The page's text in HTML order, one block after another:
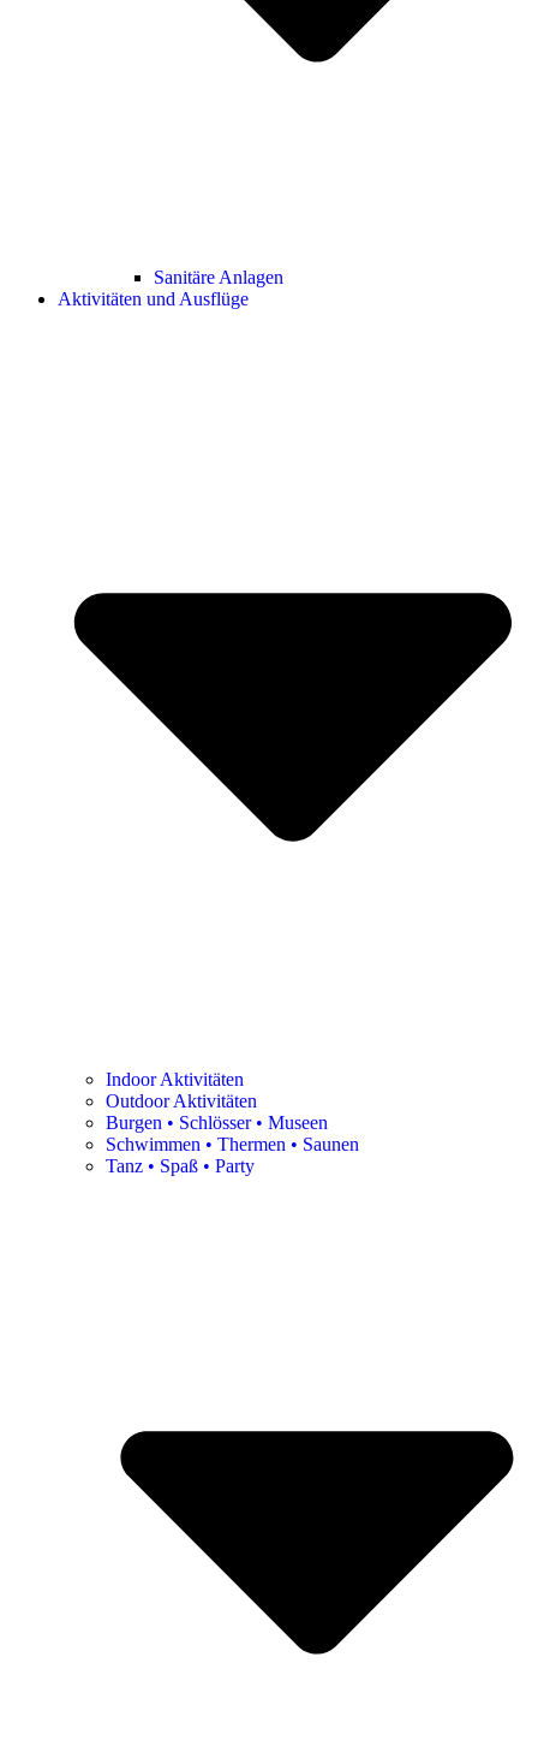
Sanitäre Anlagen
Aktivitäten und Ausflüge
Indoor Aktivitäten
Outdoor Aktivitäten
Burgen • Schlösser • Museen
Schwimmen • Thermen • Saunen
Tanz • Spaß • Party